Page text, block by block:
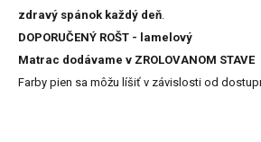
zdravý spánok každý deň
DOPORUČENÝ ROŠT - lamelový
Matrac dodávame v ZROLOVANOM STAVE
Farby pien sa môžu líšiť v závislosti od